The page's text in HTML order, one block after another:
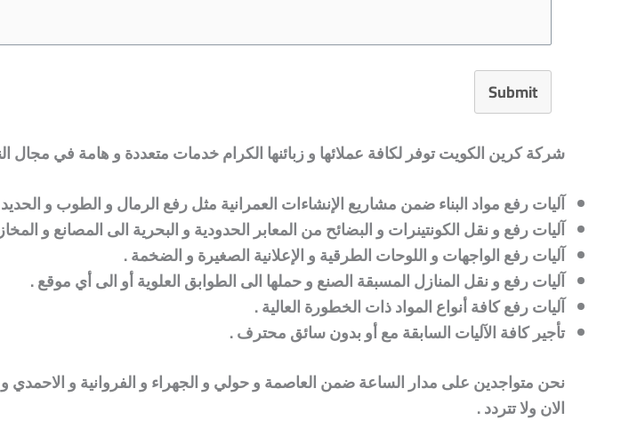
Submit
شركة كرين الكويت توفر لكافة عملائها و زبائنها الكرام خدمات متعددة و هامة في مجال
آليات رفع مواد البناء ضمن مشاريع الإنشاءات العمرانية مثل رفع الرمال و الطوب و
آليات رفع و نقل الكونتينرات و البضائح من المعابر الحدودية و البحرية الى المصانع و
آليات رفع الواجهات و اللوحات الطرقية و الإعلانية الصغيرة و الضخمة .
آليات رفع و نقل المنازل المسبقة الصنع و حملها الى الطوابق العلوية أو الى أي موقع .
آليات رفع كافة أنواع المواد ذات الخطورة العالية .
تأجير كافة الآليات السابقة مع أو بدون سائق محترف .
نحنمتواجدين على مدار الساعة ضمن العاصمة و حولي و الجهراء و الفروانية و الاحمدي و
الان ولا تتردد .